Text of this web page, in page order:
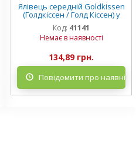
Ялівець середній Goldkissen
(Голдкіссен / Голд Кіссен) у
контейнері Р9
Код: 41141
Немає в наявності
134,89 грн.
Повідомити про